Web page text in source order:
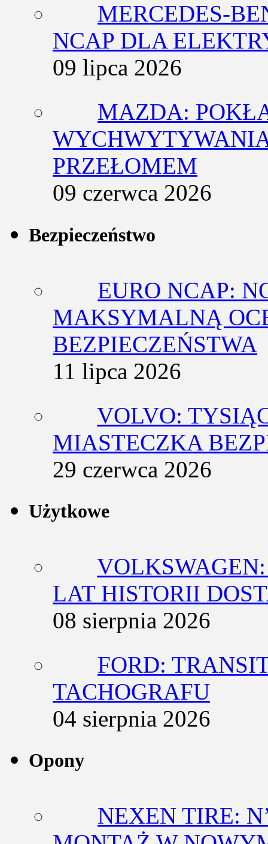
MERCEDES-
NCAP DLA
09 lipca 2026
MAZDA:
PRZEŁOMEM
09 czerwca 2026
Bezpieczeństwo
EURO NCAP:
MAKSYMALNĄ
BEZPIECZEŃSTWA
11 lipca 2026
VOLVO:
MIASTECZKA
29 czerwca 2026
Użytkowe
LAT HISTORII
08 sierpnia 2026
FORD:
TACHOGRAFU
04 sierpnia 2026
Opony
NEXEN TIRE: